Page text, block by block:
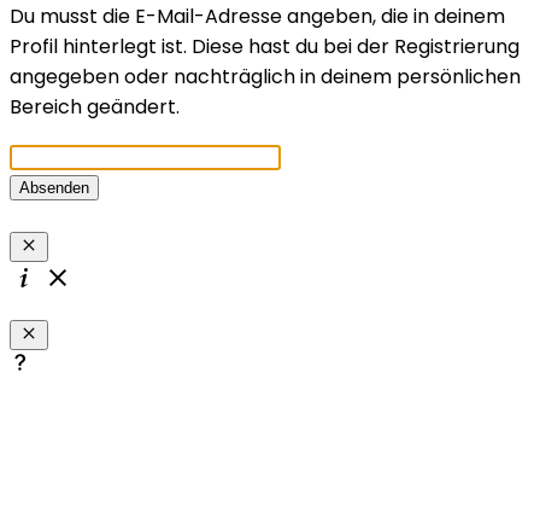
Du musst die E-Mail-Adresse angeben, die in deinem
Profil hinterlegt ist. Diese hast du bei der Registrierung
angegeben oder nachträglich in deinem persönlichen
Bereich geändert.
Absenden